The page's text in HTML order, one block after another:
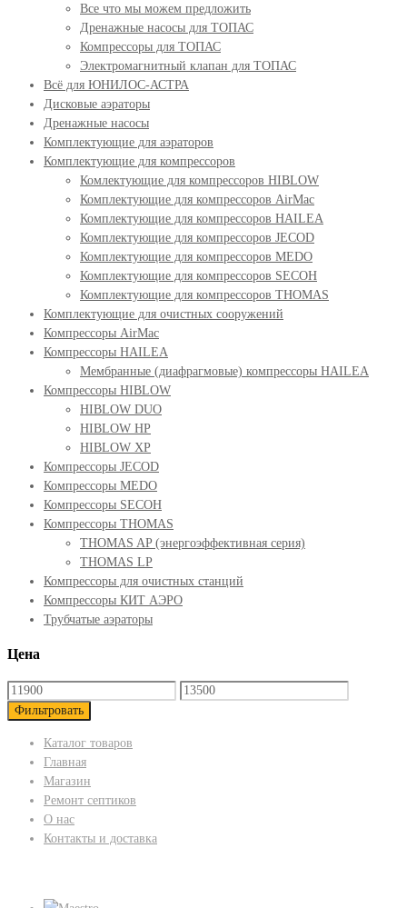
Все что мы можем предложить
Дренажные насосы для ТОПАС
Компрессоры для ТОПАС
Электромагнитный клапан для ТОПАС
Всё для ЮНИЛОС-АСТРА
Дисковые аэраторы
Дренажные насосы
Комплектующие для аэраторов
Комплектующие для компрессоров
Комлектующие для компрессоров HIBLOW
Комплектующие для компрессоров AirMac
Комплектующие для компрессоров HAILEA
Комплектующие для компрессоров JECOD
Комплектующие для компрессоров MEDO
Комплектующие для компрессоров SECOH
Комплектующие для компрессоров THOMAS
Комплектующие для очистных сооружений
Компрессоры AirMac
Компрессоры HAILEA
Мембранные (диафрагмовые) компрессоры HAILEA
Компрессоры HIBLOW
HIBLOW DUO
HIBLOW HP
HIBLOW XP
Компрессоры JECOD
Компрессоры MEDO
Компрессоры SECOH
Компрессоры THOMAS
THOMAS AP (энергоэффективная серия)
THOMAS LP
Компрессоры для очистных станций
Компрессоры КИТ АЭРО
Трубчатые аэраторы
Цена
Фильтровать
Каталог товаров
Главная
Магазин
Ремонт септиков
О нас
Контакты и доставка